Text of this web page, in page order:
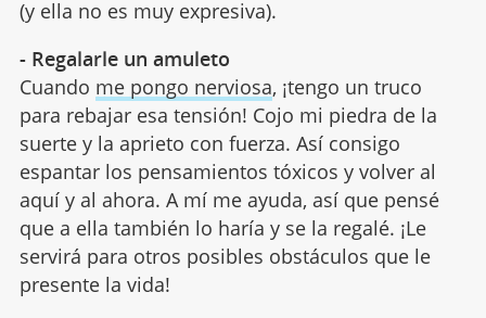
(y ella no es muy expresiva).
- Regalarle un amuleto
Cuando me pongo nerviosa, ¡tengo un truco
para rebajar esa tensión! Cojo mi piedra de la
suerte y la aprieto con fuerza. Así consigo
espantar los pensamientos tóxicos y volver al
aquí y al ahora. A mí me ayuda, así que pensé
que a ella también lo haría y se la regalé. ¡Le
servirá para otros posibles obstáculos que le
presente la vida!